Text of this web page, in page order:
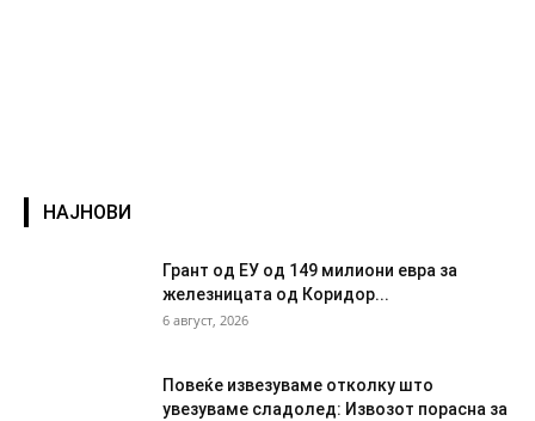
НАЈНОВИ
Грант од ЕУ од 149 милиони евра за
железницата од Коридор...
6 август, 2026
Повеќе извезуваме отколку што
увезуваме сладолед: Извозот порасна за